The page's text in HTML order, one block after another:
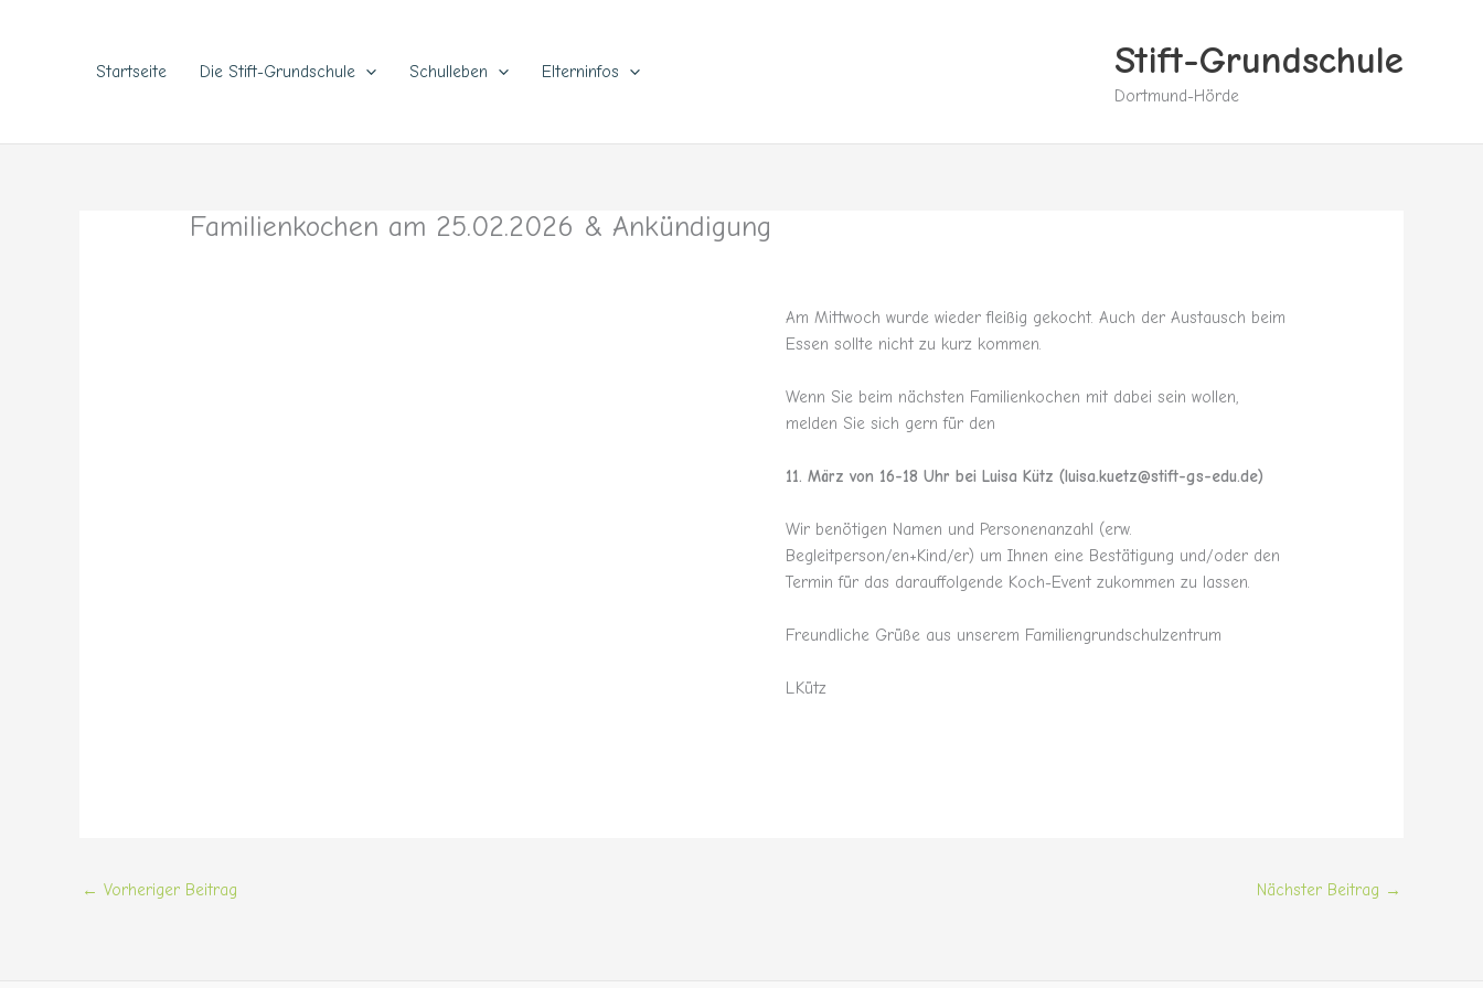
Startseite Die Stift-Grundschule Schulleben Elterninfos Stift-Grundschule
Dortmund-Hörde
Familienkochen am 25.02.2026 & Ankündigung
Am Mittwoch wurde wieder fleißig gekocht. Auch der Austausch beim
Essen sollte nicht zu kurz kommen.
Wenn Sie beim nächsten Familienkochen mit dabei sein wollen,
melden Sie sich gern für den
11. März von 16-18 Uhr bei Luisa Kütz (luisa.kuetz@stift-gs-edu.de)
Wir benötigen Namen und Personenanzahl (erw.
Begleitperson/en+Kind/er) um Ihnen eine Bestätigung und/oder den
Termin für das darauffolgende Koch-Event zukommen zu lassen.
Freundliche Grüße aus unserem Familiengrundschulzentrum
L.Kütz
← Vorheriger Beitrag Nächster Beitrag →